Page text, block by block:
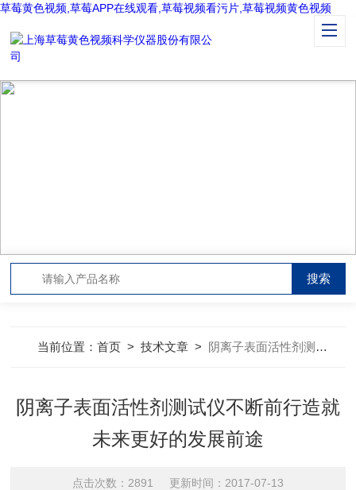
草莓黄色视频,草莓APP在线观看,草莓视频看污片,草莓视频黄色视频
当前位置：首页 >技术文章 > 阴离子表面活性剂测试仪不断前行造就未来更好的发展前途
阴离子表面活性剂测试仪不断前行造就
未来更好的发展前途
点击次数：2891 更新时间：2017-07-13